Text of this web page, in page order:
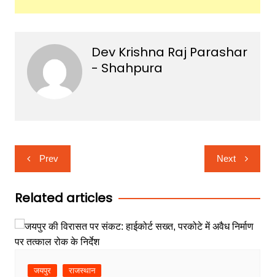
Dev Krishna Raj Parashar
- Shahpura
Post
navigation
Prev Next
Related articles
जयपुर राजस्थान